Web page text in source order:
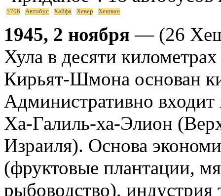
5706 Автобус Хайфа Хевер Хешван
1945, 2 ноября — (26
Хула в десяти
Кирьят-Шмона основан
Административно входит
Ха-Галиль-ха-Элион
Израиля). Основа
(фруктовые плантации,
рыбоводство), индустрия